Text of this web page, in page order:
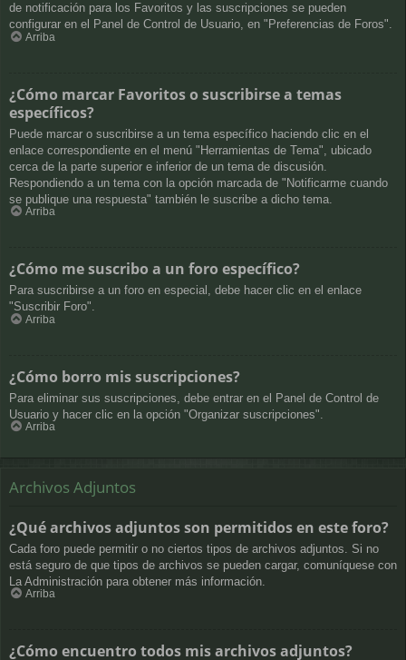
de notificación para los Favoritos y las suscripciones se pueden
configurar en el Panel de Control de Usuario, en "Preferencias de Foros".
Arriba
¿Cómo marcar Favoritos o suscribirse a temas
específicos?
Puede marcar o suscribirse a un tema específico haciendo clic en el
enlace correspondiente en el menú "Herramientas de Tema", ubicado
cerca de la parte superior e inferior de un tema de discusión.
Respondiendo a un tema con la opción marcada de "Notificarme cuando
se publique una respuesta" también le suscribe a dicho tema.
Arriba
¿Cómo me suscribo a un foro específico?
Para suscribirse a un foro en especial, debe hacer clic en el enlace
"Suscribir Foro".
Arriba
¿Cómo borro mis suscripciones?
Para eliminar sus suscripciones, debe entrar en el Panel de Control de
Usuario y hacer clic en la opción "Organizar suscripciones".
Arriba
Archivos Adjuntos
¿Qué archivos adjuntos son permitidos en este foro?
Cada foro puede permitir o no ciertos tipos de archivos adjuntos. Si no
está seguro de que tipos de archivos se pueden cargar, comuníquese con
La Administración para obtener más información.
Arriba
¿Cómo encuentro todos mis archivos adjuntos?